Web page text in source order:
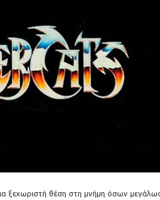
ξεχωριστή θέση στη μνήμη όσων